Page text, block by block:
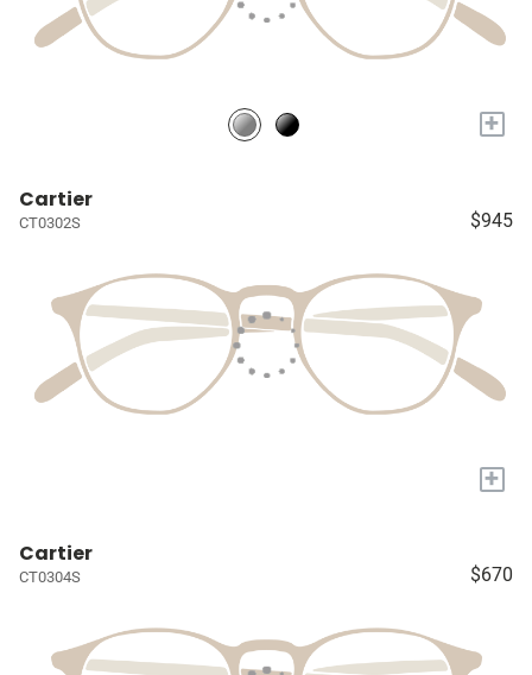
+
Cartier
CT0302S $945
+
Cartier
CT0304S $670